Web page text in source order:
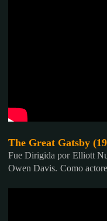
The Great Gatsby
Fue Dirigida por Elliott
Owen Davis. Como